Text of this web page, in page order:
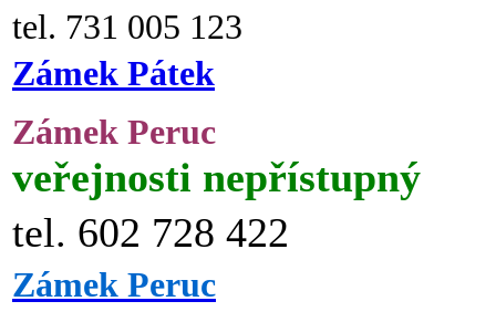
tel. 731 005 123
Zámek Pátek
Zámek Peruc
veřejnosti nepřístupný
tel. 602 728 422
Zámek Peruc